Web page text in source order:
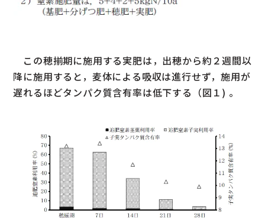
この穂揃期に施用する実肥は，出穂から約２週間以
降に施用すると，麦体による吸収は進行せず，施用が
遅れるほどタンパク質含有率は低下する（図１) 。